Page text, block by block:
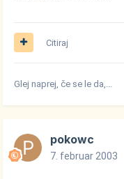
Citiraj
Glej naprej, če se le da,...
pokowc
7. februar 2003